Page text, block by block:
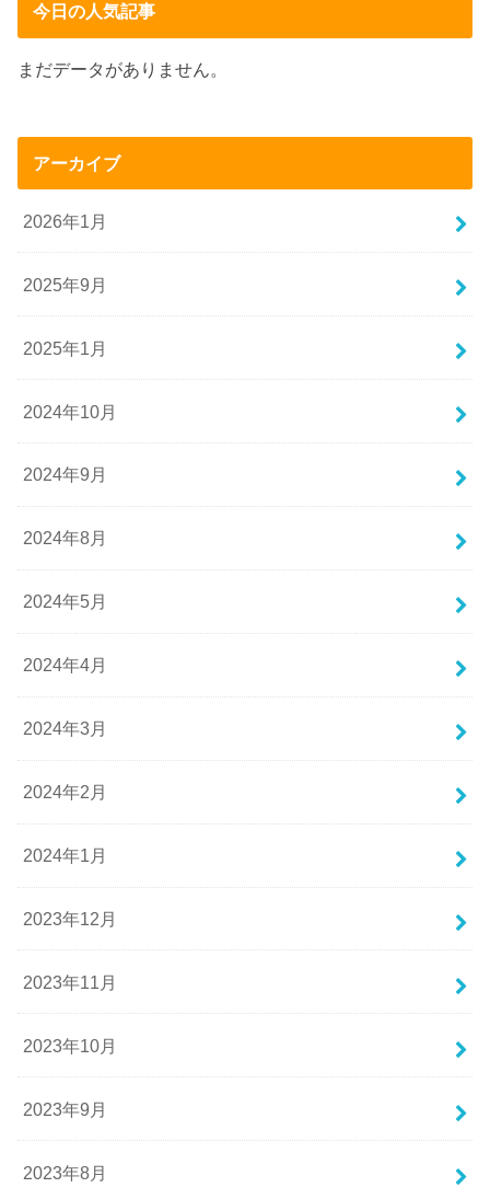
今日の人気記事
まだデータがありません。
アーカイブ
2026年1月
2025年9月
2025年1月
2024年10月
2024年9月
2024年8月
2024年5月
2024年4月
2024年3月
2024年2月
2024年1月
2023年12月
2023年11月
2023年10月
2023年9月
2023年8月